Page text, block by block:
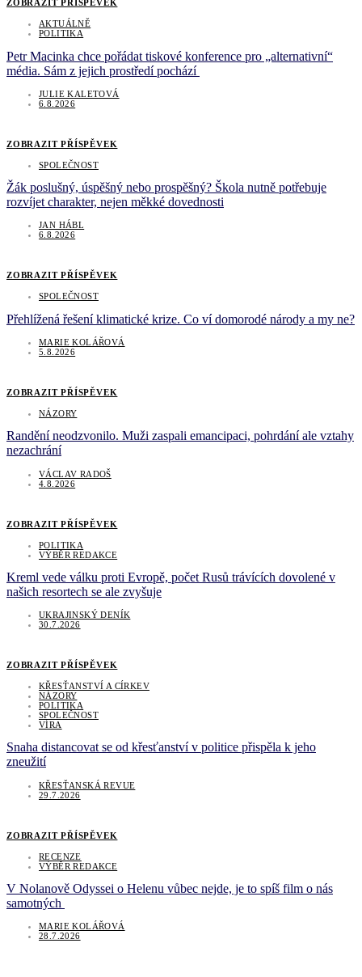
ZOBRAZIT PŘÍSPĚVEK
AKTUÁLNĚ
POLITIKA
Petr Macinka chce pořádat tiskové konference pro „alternativní“
média. Sám z jejich prostředí pochází
JULIE KALETOVÁ
6.8.2026
ZOBRAZIT PŘÍSPĚVEK
SPOLEČNOST
Žák poslušný, úspěšný nebo prospěšný? Škola nutně potřebuje
rozvíjet charakter, nejen měkké dovednosti
JAN HÁBL
6.8.2026
ZOBRAZIT PŘÍSPĚVEK
SPOLEČNOST
Přehlížená řešení klimatické krize. Co ví domorodé národy a my ne?
MARIE KOLÁŘOVÁ
5.8.2026
ZOBRAZIT PŘÍSPĚVEK
NÁZORY
Randění neodzvonilo. Muži zaspali emancipaci, pohrdání ale vztahy
nezachrání
VÁCLAV RADOŠ
4.8.2026
ZOBRAZIT PŘÍSPĚVEK
POLITIKA
VÝBĚR REDAKCE
Kreml vede válku proti Evropě, počet Rusů trávících dovolené v
našich resortech se ale zvyšuje
UKRAJINSKÝ DENÍK
30.7.2026
ZOBRAZIT PŘÍSPĚVEK
KŘESŤANSTVÍ A CÍRKEV
NÁZORY
POLITIKA
SPOLEČNOST
VÍRA
Snaha distancovat se od křesťanství v politice přispěla k jeho
zneužití
KŘESŤANSKÁ REVUE
29.7.2026
ZOBRAZIT PŘÍSPĚVEK
RECENZE
VÝBĚR REDAKCE
V Nolanově Odyssei o Helenu vůbec nejde, je to spíš film o nás
samotných
MARIE KOLÁŘOVÁ
28.7.2026